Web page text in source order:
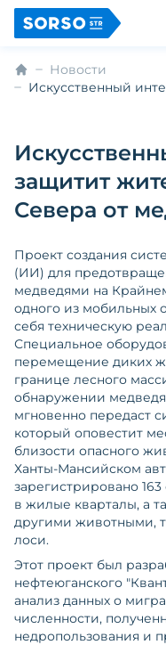
Новости
Искусственный
защитит
Севера от
Проект создания
(ИИ) для
медведями на
одного из мобильных
себя техническую
Специальное
перемещение диких
границе лесного
обнаружении
мгновенно передаст
который оповестит
близости опасного
Ханты-Мансийском
зарегистрировано
в жилые кварталы, а
другими животными,
лоси.
Этот проект был
нефтеюганского
анализ данных о
численности,
недропользования и